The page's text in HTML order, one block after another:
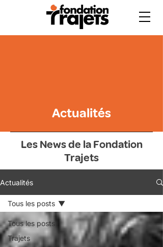
Actualités
Les News de la Fondation
Trajets
Actualités
Tous les posts
Trajets
Tous les posts